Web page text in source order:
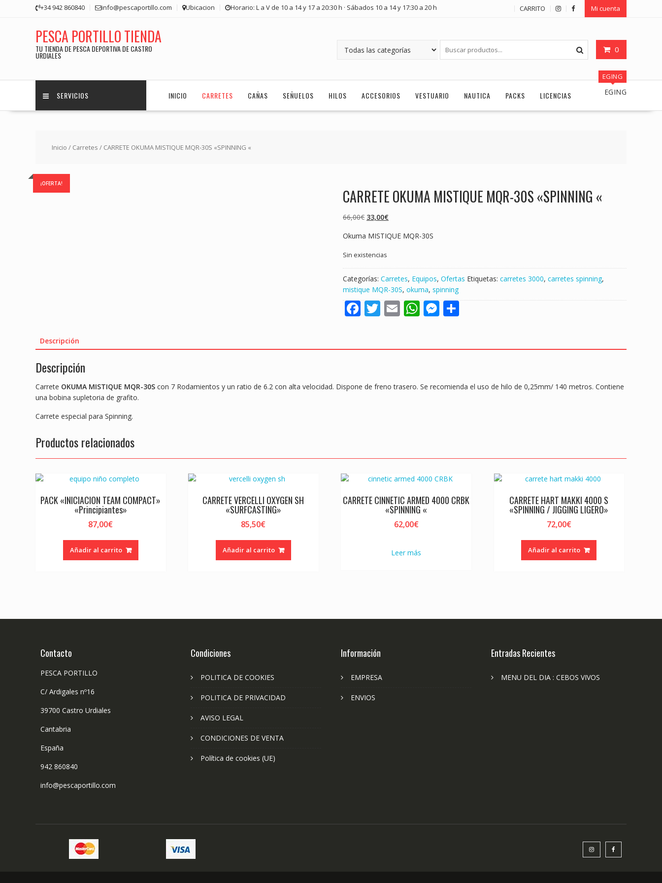
+34 942 860840 info@pescaportillo.com Ubicacion Horario: L a V de 10 a 14 y 17 a 20:30 h · Sábados 10 a 14 y 17:30 a 20 h CARRITO Mi cuenta
PESCA PORTILLO TIENDA
TU TIENDA DE PESCA DEPORTIVA DE CASTRO
URDIALES
0
SERVICIOS INICIO CARRETES CAÑAS SEÑUELOS HILOS ACCESORIOS VESTUARIO NAUTICA PACKS LICENCIAS
EGING
EGING
Inicio / Carretes / CARRETE OKUMA MISTIQUE MQR-30S «SPINNING «
¡OFERTA!
CARRETE OKUMA MISTIQUE MQR-30S «SPINNING «
66,00€ El
original
66,00€.
33,00€El
actual
Okuma MISTIQUE MQR-30S
Sin existencias
Categorías: Carretes, Equipos, Ofertas Etiquetas: carretes 3000, carretes spinning,
mistique MQR-30S, okuma, spinning
F
b
o
T
er
E
l
W
s
p
M
e
g
e
Descripción
Descripción
Carrete OKUMA MISTIQUE MQR-30S con 7 Rodamientos y un ratio de 6.2 con alta velocidad. Dispone de freno trasero. Se recomienda el uso de hilo de 0,25mm/ 140 metros. Contiene
una bobina supletoria de grafito.
Carrete especial para Spinning.
Productos relacionados
PACK «INICIACION TEAM COMPACT»
«Principiantes»
87,00€
Añadir al carrito
CARRETE VERCELLI OXYGEN SH
«SURFCASTING»
85,50€
Añadir al carrito
CARRETE CINNETIC ARMED 4000 CRBK
«SPINNING «
62,00€
Leer más
CARRETE HART MAKKI 4000 S
«SPINNING / JIGGING LIGERO»
72,00€
Añadir al carrito
Contacto
PESCA PORTILLO
C/ Ardigales nº16
39700 Castro Urdiales
Cantabria
España
942 860840
info@pescaportillo.com
Condiciones
POLITICA DE COOKIES
POLITICA DE PRIVACIDAD
AVISO LEGAL
CONDICIONES DE VENTA
Política de cookies (UE)
Información
EMPRESA
ENVIOS
Entradas Recientes
MENU DEL DIA : CEBOS VIVOS